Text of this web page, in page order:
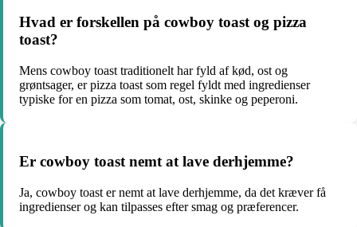
Hvad er forskellen på cowboy toast og pizza
toast?
Mens cowboy toast traditionelt har fyld af kød, ost og
grøntsager, er pizza toast som regel fyldt med ingredienser
typiske for en pizza som tomat, ost, skinke og peperoni.
Er cowboy toast nemt at lave derhjemme?
Ja, cowboy toast er nemt at lave derhjemme, da det kræver få
ingredienser og kan tilpasses efter smag og præferencer.